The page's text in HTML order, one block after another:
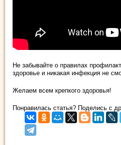
Не забывайте о правилах
здоровье и никакая инфекция не
Желаем всем крепкого здоровья!
Понравилась статья? Поделись с